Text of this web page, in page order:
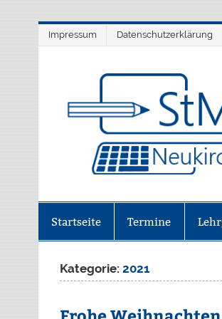
Impressum Datenschutzerklärung
Startseite Termine
Kategorie:2021